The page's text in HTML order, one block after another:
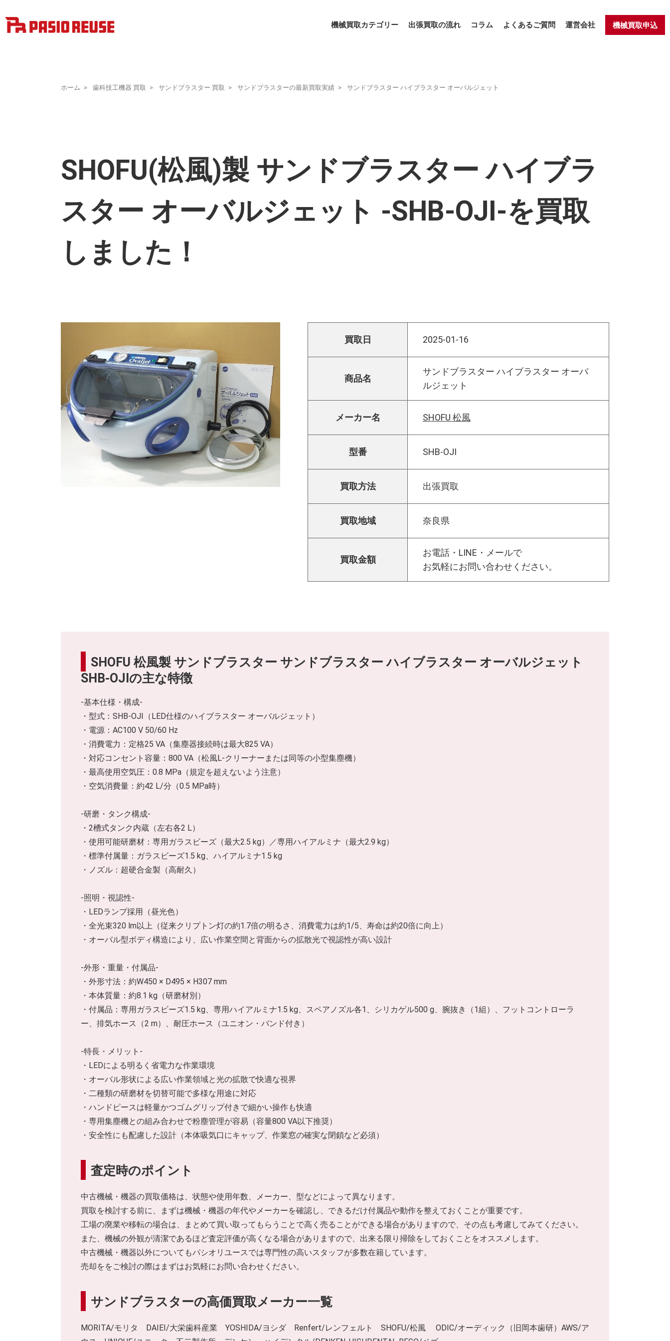
機械買取カテゴリー 出張買取の流れ コラム よくあるご質問 運営会社 機械買取申込
ホーム 歯科技工機器 買取 サンドブラスター 買取 サンドブラスターの最新買取実績 サンドブラスター ハイブラスター オーバルジェット
SHOFU(松風)製 サンドブラスター ハイブラ
スター オーバルジェット -SHB-OJI-を買取
しました！
買取日 2025-01-16
商品名
サンドブラスター ハイブラスター オーバ
ルジェット
メーカー名 SHOFU 松風
型番 SHB-OJI
買取方法 出張買取
買取地域 奈良県
買取金額
お電話・LINE・メールで
お気軽にお問い合わせください。
SHOFU 松風製 サンドブラスター サンドブラスター ハイブラスター オーバルジェット
SHB-OJIの主な特徴
-基本仕様・構成-
・型式：SHB‑OJI（LED仕様のハイブラスター オーバルジェット）
・電源：AC100 V 50/60 Hz
・消費電力：定格25 VA（集塵器接続時は最大825 VA）
・対応コンセント容量：800 VA（松風L‑クリーナーまたは同等の小型集塵機）
・最高使用空気圧：0.8 MPa（規定を超えないよう注意）
・空気消費量：約42 L/分（0.5 MPa時）
-研磨・タンク構成-
・2槽式タンク内蔵（左右各2 L）
・使用可能研磨材：専用ガラスビーズ（最大2.5 kg）／専用ハイアルミナ（最大2.9 kg）
・標準付属量：ガラスビーズ1.5 kg、ハイアルミナ1.5 kg
・ノズル：超硬合金製（高耐久）
-照明・視認性-
・LEDランプ採用（昼光色）
・全光束320 lm以上（従来クリプトン灯の約1.7倍の明るさ、消費電力は約1/5、寿命は約20倍に向上）
・オーバル型ボディ構造により、広い作業空間と背面からの拡散光で視認性が高い設計
-外形・重量・付属品-
・外形寸法：約W450 × D495 × H307 mm
・本体質量：約8.1 kg（研磨材別）
・付属品：専用ガラスビーズ1.5 kg、専用ハイアルミナ1.5 kg、スペアノズル各1、シリカゲル500 g、腕抜き（1組）、フットコントローラ
ー、排気ホース（2 m）、耐圧ホース（ユニオン・バンド付き）
-特長・メリット-
・LEDによる明るく省電力な作業環境
・オーバル形状による広い作業領域と光の拡散で快適な視界
・二種類の研磨材を切替可能で多様な用途に対応
・ハンドピースは軽量かつゴムグリップ付きで細かい操作も快適
・専用集塵機との組み合わせで粉塵管理が容易（容量800 VA以下推奨）
・安全性にも配慮した設計（本体吸気口にキャップ、作業窓の確実な閉鎖など必須）
査定時のポイント
中古機械・機器の買取価格は、状態や使用年数、メーカー、型などによって異なります。
買取を検討する前に、まずは機械・機器の年代やメーカーを確認し、できるだけ付属品や動作を整えておくことが重要です。
工場の廃業や移転の場合は、まとめて買い取ってもらうことで高く売ることができる場合がありますので、その点も考慮してみてください。
また、機械の外観が清潔であるほど査定評価が高くなる場合がありますので、出来る限り掃除をしておくことをオススメします。
中古機械・機器以外についてもパシオリユースでは専門性の高いスタッフが多数在籍しています。
売却ををご検討の際はまずはお気軽にお問い合わせください。
サンドブラスターの高価買取メーカー一覧
MORITA/モリタ DAIEI/大栄歯科産業 YOSHIDA/ヨシダ Renfert/レンフェルト SHOFU/松風 ODIC/オーディック（旧岡本歯研）AWS/ア